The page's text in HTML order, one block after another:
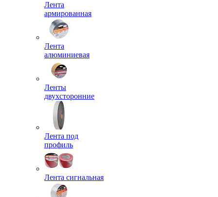
Лента
армированная
Лента
алюминиевая
Ленты
двухсторонние
Лента под
профиль
Лента сигнальная